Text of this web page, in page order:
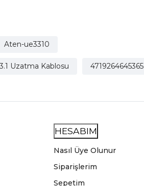
Aten-ue3310
Uzatma Kablosu 4719264645365
HESABIM
Nasıl Üye Olunur
Siparişlerim
Sepetim